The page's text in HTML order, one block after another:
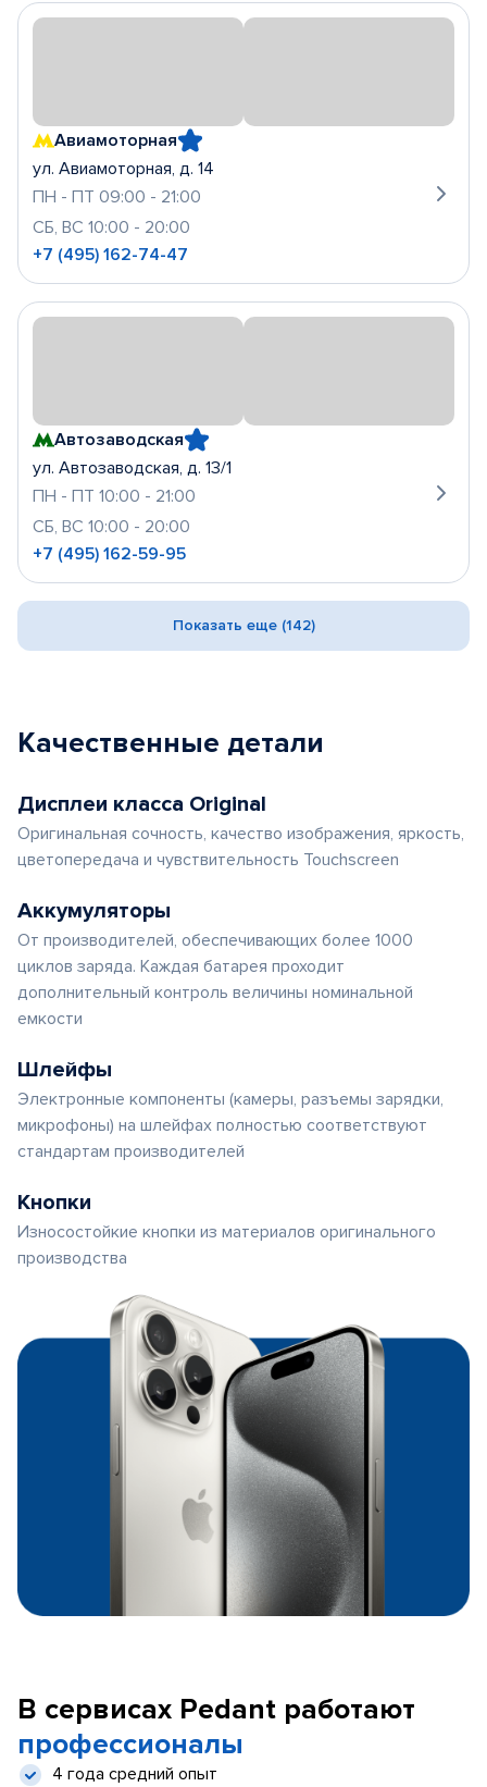
Авиамоторная
ул. Авиамоторная, д. 14
ПН - ПТ 09:00 - 21:00
СБ, ВС 10:00 - 20:00
+7 (495) 162-74-47
Автозаводская
ул. Автозаводская, д. 13/1
ПН - ПТ 10:00 - 21:00
СБ, ВС 10:00 - 20:00
+7 (495) 162-59-95
Показать еще (142)
Качественные детали
Дисплеи класса Original
Оригинальная сочность, качество изображения, яркость,
цветопередача и чувствительность Touchscreen
Аккумуляторы
От производителей, обеспечивающих более 1000
циклов заряда. Каждая батарея проходит
дополнительный контроль величины номинальной
емкости
Шлейфы
Электронные компоненты (камеры, разъемы зарядки,
микрофоны) на шлейфах полностью соответствуют
стандартам производителей
Кнопки
Износостойкие кнопки из материалов оригинального
производства
В сервисах Pedant работают
профессионалы
4 года средний опыт